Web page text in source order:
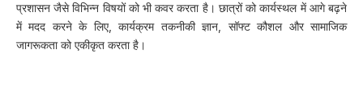
प्रशासन जैसे विभिन्न विषयों को भी कवर करता है। छात्रों को कार्यस्थल में आगे बढ़ने
में मदद करने के लिए, कार्यक्रम तकनीकी ज्ञान, सॉफ्ट कौशल और सामाजिक
जागरूकता को एकीकृत करता है।